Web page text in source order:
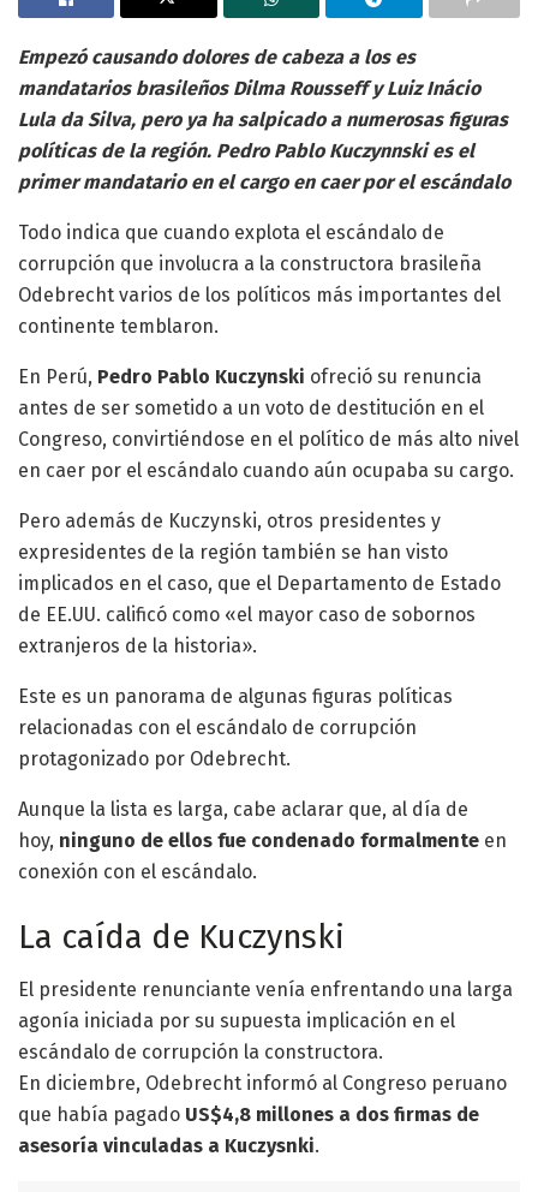
Empezó causando dolores de cabeza a los es
mandatarios brasileños Dilma Rousseff y Luiz Inácio
Lula da Silva, pero ya ha salpicado a numerosas figuras
políticas de la región. Pedro Pablo Kuczynnski es el
primer mandatario en el cargo en caer por el escándalo
Todo indica que cuando explota el escándalo de
corrupción que involucra a la constructora brasileña
Odebrecht varios de los políticos más importantes del
continente temblaron.
En Perú, Pedro Pablo Kuczynski ofreció su renuncia
antes de ser sometido a un voto de destitución en el
Congreso, convirtiéndose en el político de más alto nivel
en caer por el escándalo cuando aún ocupaba su cargo.
Pero además de Kuczynski, otros presidentes y
expresidentes de la región también se han visto
implicados en el caso, que el Departamento de Estado
de EE.UU. calificó como «el mayor caso de sobornos
extranjeros de la historia».
Este es un panorama de algunas figuras políticas
relacionadas con el escándalo de corrupción
protagonizado por Odebrecht.
Aunque la lista es larga, cabe aclarar que, al día de
hoy, ninguno de ellos fue condenado formalmente en
conexión con el escándalo.
La caída de Kuczynski
El presidente renunciante venía enfrentando una larga
agonía iniciada por su supuesta implicación en el
escándalo de corrupción la constructora.
En diciembre, Odebrecht informó al Congreso peruano
que había pagado US$4,8 millones a dos firmas de
asesoría vinculadas a Kuczysnki.